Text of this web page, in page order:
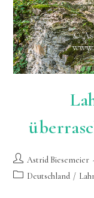
Beitrags-
Autor:
Astrid Biesemeier
Beitrags-Deutschland /